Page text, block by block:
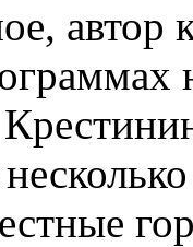
автор